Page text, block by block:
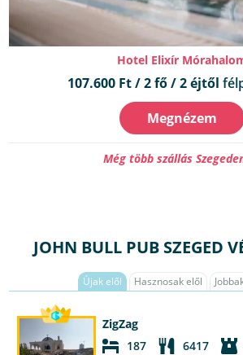
Hotel Elixír
107.600 Ft / 2 fő / 2 éjtől
Megnézem
Még több szállás
JOHN BULL PUB SZEGED
Újak elől Hasznosak elől
ZigZag
187
6417